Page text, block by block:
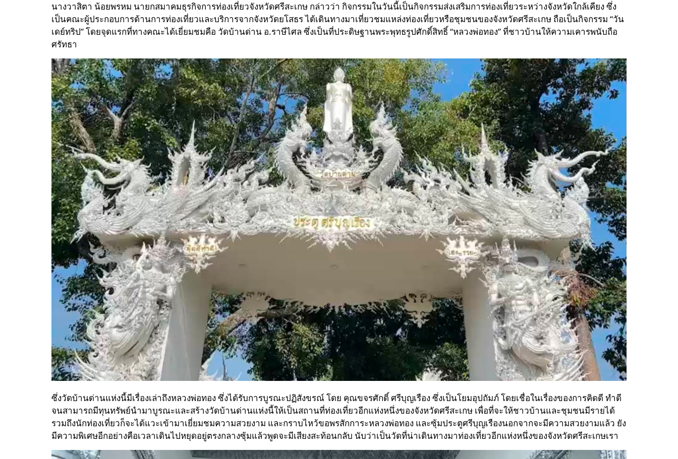
นางวาสิตา น้อยพรหม นายกสมาคมธุรกิจการท่องเที่ยวจังหวัดศรีสะเกษ กล่าวว่า กิจกรรมในวันนี้เป็นกิจกรรมส่งเสริมการท่องเที่ยวระหว่างจังหวัดใกล้เคียง ซึ่ง
เป็นคณะผู้ประกอบการด้านการท่องเที่ยวและบริการจากจังหวัดยโสธร ได้เดินทางมาเที่ยวชมแหล่งท่องเที่ยวหรือชุมชนของจังหวัดศรีสะเกษ ถือเป็นกิจกรรม “วัน
เดย์ทริป” โดยจุดแรกที่ทางคณะได้เยี่ยมชมคือ วัดบ้านด่าน อ.ราษีไศล ซึ่งเป็นที่ประดิษฐานพระพุทธรูปศักดิ์สิทธิ์ “หลวงพ่อทอง” ที่ชาวบ้านให้ความเคารพนับถือ
ศรัทธา
ซึ่งวัดบ้านด่านแห่งนี้มีเรื่องเล่าถึงหลวงพ่อทอง ซึ่งได้รับการบูรณะปฏิสังขรณ์ โดย คุณขจรศักดิ์ ศรีบุญเรือง ซึ่งเป็นโยมอุปถัมภ์ โดยเชื่อในเรื่องของการคิดดี ทำดี
จนสามารถมีทุนทรัพย์นำมาบูรณะและสร้างวัดบ้านด่านแห่งนี้ให้เป็นสถานที่ท่องเที่ยวอีกแห่งหนึ่งของจังหวัดศรีสะเกษ เพื่อที่จะให้ชาวบ้านและชุมชนมีรายได้
รวมถึงนักท่องเที่ยวก็จะได้แวะเข้ามาเยี่ยมชมความสวยงาม และกราบไหว้ขอพรสักการะหลวงพ่อทอง และซุ้มประตูศรีบุญเรืองนอกจากจะมีความสวยงามแล้ว ยัง
มีความพิเศษอีกอย่างคือเวลาเดินไปหยุดอยู่ตรงกลางซุ้มแล้วพูดจะมีเสียงสะท้อนกลับ นับว่าเป็นวัดที่น่าเดินทางมาท่องเที่ยวอีกแห่งหนึ่งของจังหวัดศรีสะเกษเรา